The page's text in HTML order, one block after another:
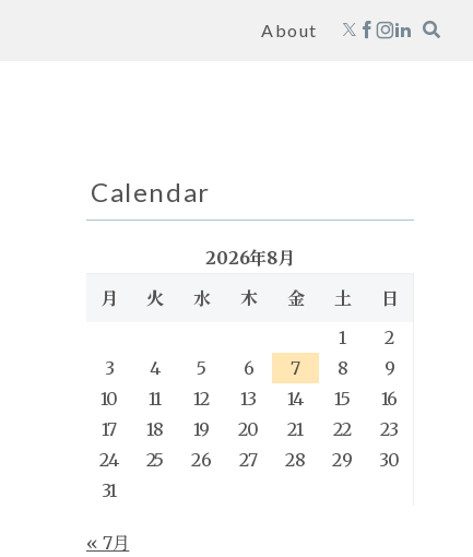
About
Calendar
2026年8月
月
火 水 木 金 土
日
1
2
3
4 5 6 7 8
9
10
11 12 13 14 15
16
17
18 19 20 21 22
23
24
25 26 27 28 29
30
31
« 7月